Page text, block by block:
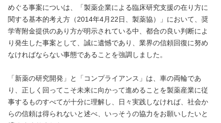
めぐる事案についは、「製薬企業による臨床研究支援の在り方に
関する基本的考え方（2014年4月22日、製薬協）」において、奨
学寄附金提供のあり方が明示されている中、都合の良い判断によ
り発生した事案として、誠に遺憾であり、業界の信頼回復に努め
なければならない事態であることを強調しました。
「新薬の研究開発」と「コンプライアンス」は、車の両輪であ
り、正しく回ってこそ未来に向かって進めることを製薬産業に従
事するものすべてが十分に理解し、日々実践しなければ、社会か
らの信頼は得られないと述べ、いっそうの協力をお願いしたいと